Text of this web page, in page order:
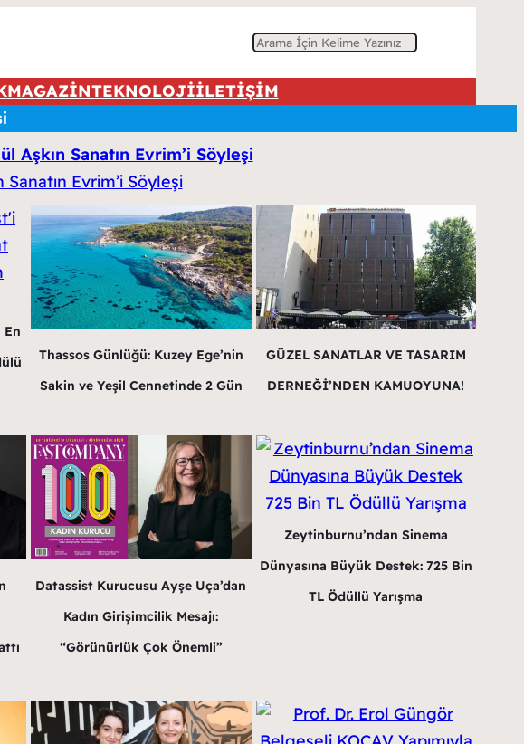
A
a
MAGAZİNTEKNOLOJİİLETİŞİM
Aşkın Sanatın Evrim’i Söyleşi
En
Thassos Günlüğü: Kuzey Ege’nin
Sakin ve Yeşil Cennetinde 2 Gün
GÜZEL SANATLAR VE TASARIM
DERNEĞİ’NDEN KAMUOYUNA!
Datassist Kurucusu Ayşe Uça’dan
Kadın Girişimcilik Mesajı:
“Görünürlük Çok Önemli”
Zeytinburnu’ndan Sinema
Dünyasına Büyük Destek: 725 Bin
TL Ödüllü Yarışma